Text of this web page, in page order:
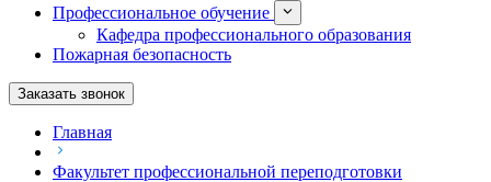
Профессиональное обучение
Кафедра профессионального образования
Пожарная безопасность
Заказать звонок
Главная
Факультет профессиональной переподготовки